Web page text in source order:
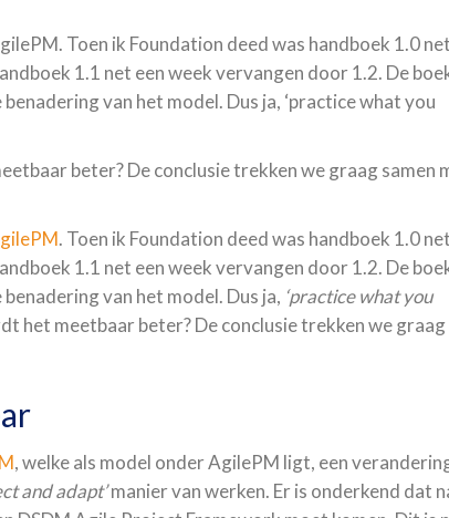
Toen ik Foundation deed was handboek 1.0
1.1 net een week vervangen door 1.2. De
van het model. Dus ja, ‘practice what you
beter? De conclusie trekken we graag samen
. Toen ik Foundation deed was handboek 1.0
1.1 net een week vervangen door 1.2. De
van het model. Dus ja, ‘practice what you
het meetbaar beter? De conclusie trekken we graag
, welke als model onder AgilePM ligt, een
and adapt’manier van werken. Er is onderkend dat